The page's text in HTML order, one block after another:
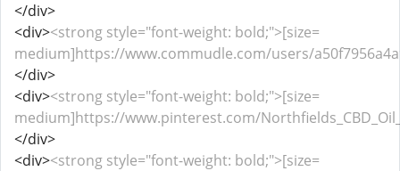
</div>
<div><strong style="font-weight: bold;">[size=
medium]https://www.commudle.com/users/
</div>
<div><strong style="font-weight: bold;">[size=
medium]https://www.pinterest.com/
</div>
<div><strong style="font-weight: bold;">[size=